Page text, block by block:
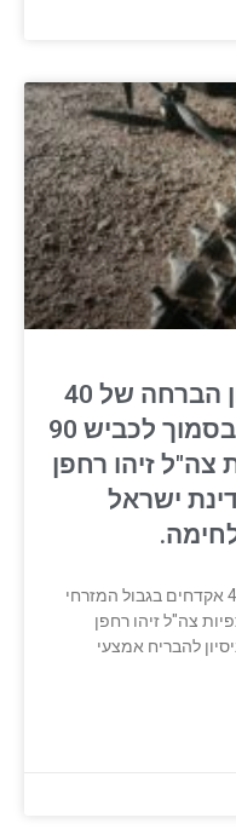
כוחות צה״ל סיכלו ניסיון הברחה של 40
אקדחים בגבול המזרחי בסמוך לכביש 90
צה"ל זיהו רחפן
ישראל
כוחות צה״ל סיכלו ניסיון הברחה של 40 אקדחים בגבול המזרחי
. תצפיות צה"ל זיהו רחפן
להבריח אמצעי